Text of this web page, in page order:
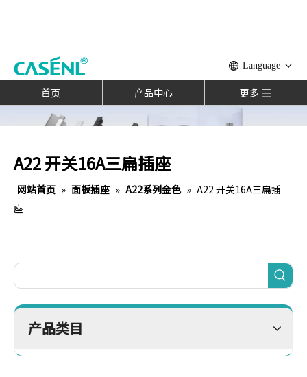
Language
首页 产品中心 更多
A22 开关16A三扁插座
网站首页 » 面板插座 » A22系列金色 » A22 开关16A三扁插
座
产品类目